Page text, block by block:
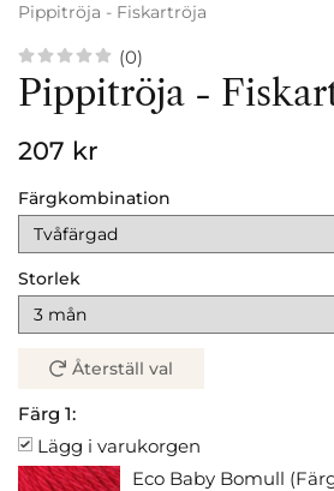
Pippitröja - Fiskartröja
(0)
Pippitröja -
207 kr
Färgkombination
Storlek
Återställ val
Färg 1:
Lägg i varukorgen
Eco Baby Bomull